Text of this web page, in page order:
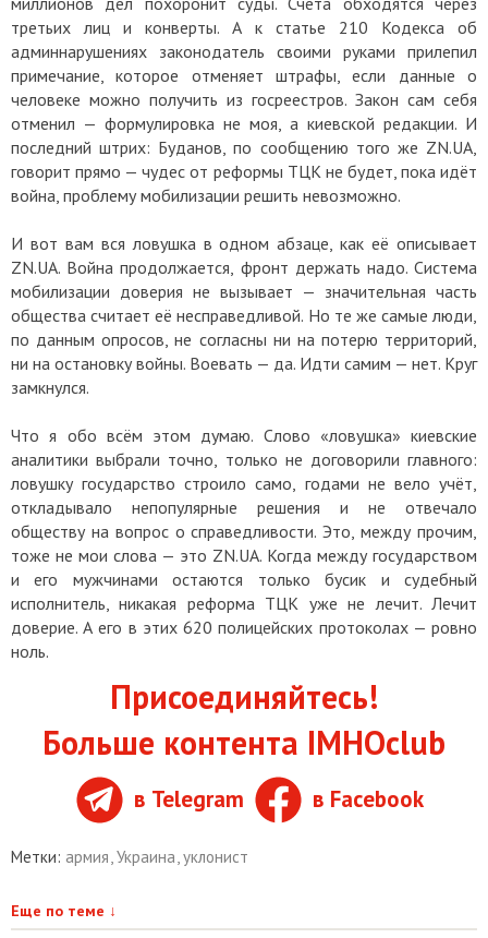
третьих лиц и конверты. А к статье 210 Кодекса об
админнарушениях законодатель своими руками прилепил
примечание, которое отменяет штрафы, если данные о
человеке можно получить из госреестров. Закон сам себя
отменил — формулировка не моя, а киевской редакции. И
последний штрих: Буданов, по сообщению того же ZN.UA,
говорит прямо — чудес от реформы ТЦК не будет, пока идёт
война, проблему мобилизации решить невозможно.
И вот вам вся ловушка в одном абзаце, как её описывает
ZN.UA. Война продолжается, фронт держать надо. Система
мобилизации доверия не вызывает — значительная часть
общества считает её несправедливой. Но те же самые люди,
по данным опросов, не согласны ни на потерю территорий,
ни на остановку войны. Воевать — да. Идти самим — нет. Круг
замкнулся.
Что я обо всём этом думаю. Слово «ловушка» киевские
аналитики выбрали точно, только не договорили главного:
ловушку государство строило само, годами не вело учёт,
откладывало непопулярные решения и не отвечало
обществу на вопрос о справедливости. Это, между прочим,
тоже не мои слова — это ZN.UA. Когда между государством
и его мужчинами остаются только бусик и судебный
исполнитель, никакая реформа ТЦК уже не лечит. Лечит
доверие. А его в этих 620 полицейских протоколах — ровно
ноль.
Присоединяйтесь!
Больше контента IMHOclub
в Telegram в Facebook
Метки: армия Украина уклонист
Еще по теме ↓